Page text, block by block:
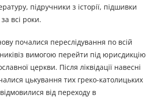
підручники з історії, підшивки
всі роки.
почалися переслідування по всій
вимогою перейти під юрисдикцію
церкви. Після ліквідації навесні
цькування тих греко-католицьких
від переходу в